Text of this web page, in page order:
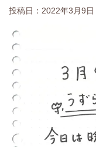
投稿日： 2022年3月9日